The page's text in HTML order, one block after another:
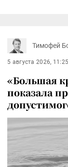
Тимофей
5 августа 2026, 11:25
«Большая
показала